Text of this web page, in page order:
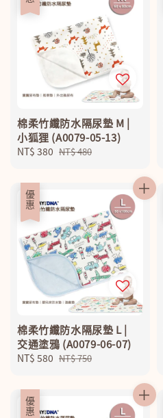
棉柔竹纖防水隔尿墊 M |
小狐狸 (A0079-05-13)
Sale
NT$ 380 Regular
NT$ 480
優惠
棉柔竹纖防水隔尿墊 L |
交通塗鴉 (A0079-06-07)
Sale
NT$ 580 Regular
NT$ 750
優惠